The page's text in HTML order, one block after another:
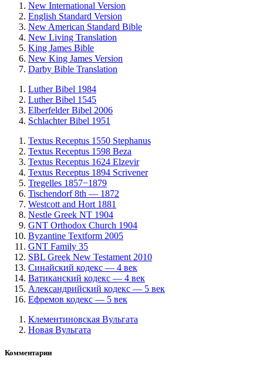
New International Version
English Standard Version
New American Standard Bible
New Living Translation
King James Bible
New King James Version
Darby Bible Translation
Luther Bibel 1984
Luther Bibel 1545
Elberfelder Bibel 2006
Schlachter Bibel 1951
Textus Receptus 1550 Stephanus
Textus Receptus 1598 Beza
Textus Receptus 1624 Elzevir
Textus Receptus 1894 Scrivener
Tregelles 1857−1879
Tischendorf 8th — 1872
Westcott and Hort 1881
Nestle Greek NT 1904
GNT Orthodox Church 1904
Byzantine Textform 2005
GNT Family 35
SBL Greek New Testament 2010
Синайский кодекс — 4 век
Ватиканский кодекс — 4 век
Александрийский кодекс — 5 век
Ефремов кодекс — 5 век
Клементиновская Вульгата
Новая Вульгата
Комментарии